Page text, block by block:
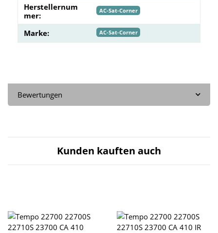
Herstellernum
mer:
AC-Sat-Corner
Marke: AC-Sat-Corner
Bewertungen
Kunden kauften auch